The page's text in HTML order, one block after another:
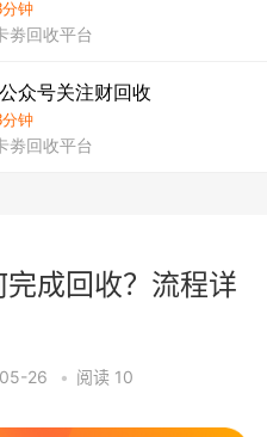
成回收？流程详
26 • 阅读 10